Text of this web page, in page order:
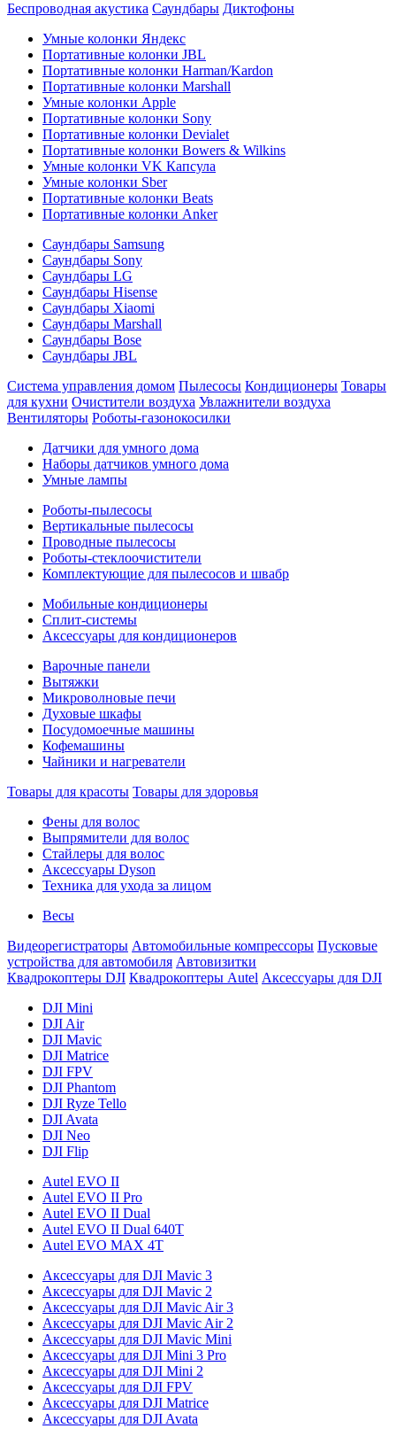
Беспроводная акустика Саундбары Диктофоны
Умные колонки Яндекс
Портативные колонки JBL
Портативные колонки Harman/Kardon
Портативные колонки Marshall
Умные колонки Apple
Портативные колонки Sony
Портативные колонки Devialet
Портативные колонки Bowers & Wilkins
Умные колонки VK Капсула
Умные колонки Sber
Портативные колонки Beats
Портативные колонки Anker
Саундбары Samsung
Саундбары Sony
Саундбары LG
Саундбары Hisense
Саундбары Xiaomi
Саундбары Marshall
Саундбары Bose
Саундбары JBL
Система управления домом Пылесосы Кондиционеры Товары
для кухни Очистители воздуха Увлажнители воздуха
Вентиляторы Роботы-газонокосилки
Датчики для умного дома
Наборы датчиков умного дома
Умные лампы
Роботы-пылесосы
Вертикальные пылесосы
Проводные пылесосы
Роботы-стеклоочистители
Комплектующие для пылесосов и швабр
Мобильные кондиционеры
Сплит-системы
Аксессуары для кондиционеров
Варочные панели
Вытяжки
Микроволновые печи
Духовые шкафы
Посудомоечные машины
Кофемашины
Чайники и нагреватели
Товары для красоты Товары для здоровья
Фены для волос
Выпрямители для волос
Стайлеры для волос
Аксессуары Dyson
Техника для ухода за лицом
Весы
Видеорегистраторы Автомобильные компрессоры Пусковые
устройства для автомобиля Автовизитки
Квадрокоптеры DJI Квадрокоптеры Autel Аксессуары для DJI
DJI Mini
DJI Air
DJI Mavic
DJI Matrice
DJI FPV
DJI Phantom
DJI Ryze Tello
DJI Avata
DJI Neo
DJI Flip
Autel EVO II
Autel EVO II Pro
Autel EVO II Dual
Autel EVO II Dual 640T
Autel EVO MAX 4T
Аксессуары для DJI Mavic 3
Аксессуары для DJI Mavic 2
Аксессуары для DJI Mavic Air 3
Аксессуары для DJI Mavic Air 2
Аксессуары для DJI Mavic Mini
Аксессуары для DJI Mini 3 Pro
Аксессуары для DJI Mini 2
Аксессуары для DJI FPV
Аксессуары для DJI Matrice
Аксессуары для DJI Avata